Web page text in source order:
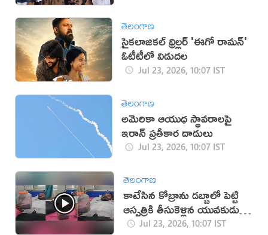
తెలంగాణ
సైకలాజికల్ థ్రిల్లర్ 'ఈగో రామన్'
ఓటీటీలో విడుదల
Jul 23, 2026, 10:07 IST
తెలంగాణ
అమెరికా ఆయుధ స్థావరాలపై
ఇరాన్ ప్రతీకార దాడులు
Jul 23, 2026, 10:07 IST
తెలంగాణ
కాటేసిన కోబ్రాను డబ్బాలో పెట్టి
ఆస్పత్రికి తీసుకెళ్లిన యువకుడు
(వీడియో)
Jul 23, 2026, 10:07 IST